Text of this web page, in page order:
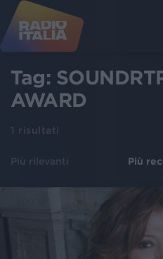
Tag:
AWARD
1 risultati
Più rilevanti Più